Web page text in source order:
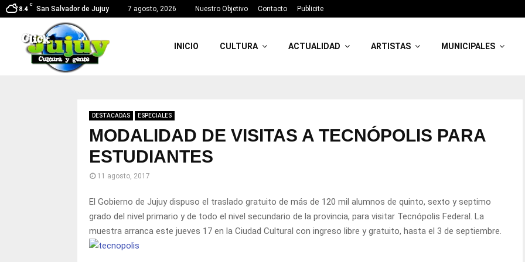
8.4
C
San Salvador de Jujuy 7 agosto, 2026 Nuestro Objetivo Contacto Publicite
INICIO CULTURA ACTUALIDAD ARTISTAS MUNICIPALES
DESTACADAS ESPECIALES
MODALIDAD DE VISITAS A TECNÓPOLIS PARA
ESTUDIANTES
11 agosto, 2017
El Gobierno de Jujuy dispuso el traslado gratuito de más de 120 mil alumnos de quinto, sexto y septimo
grado del nivel primario y de todo el nivel secundario de la provincia, para visitar Tecnópolis Federal. La
muestra arranca este jueves 17 en la Ciudad Cultural con ingreso libre y gratuito, hasta el 3 de septiembre.